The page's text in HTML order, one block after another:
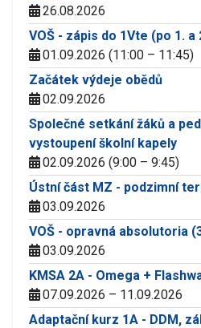
26.08.2026
VOŠ - zápis do 1Vte (po 1.
01.09.2026 (11:00 – 11:45)
Začátek výdeje obědů
02.09.2026
Společné setkání žáků a
vystoupení školní kapely
02.09.2026 (9:00 – 9:45)
Ústní část MZ - podzimní
03.09.2026
VOŠ - opravná absolutoria
03.09.2026
KMSA 2A - Omega +
07.09.2026 – 11.09.2026
Adaptační kurz 1A - DDM,